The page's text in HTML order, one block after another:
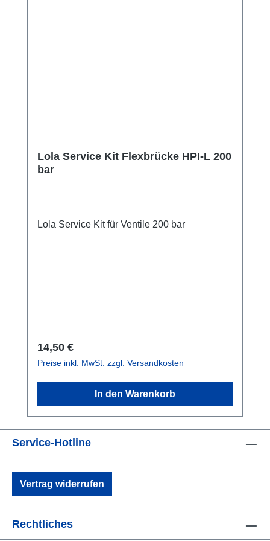
Lola Service Kit Flexbrücke HPI-L 200
bar
Lola Service Kit für Ventile 200 bar
Regulärer Preis:
14,50 €
Preise inkl. MwSt. zzgl. Versandkosten
In den Warenkorb
Service-Hotline
Vertrag widerrufen
Rechtliches